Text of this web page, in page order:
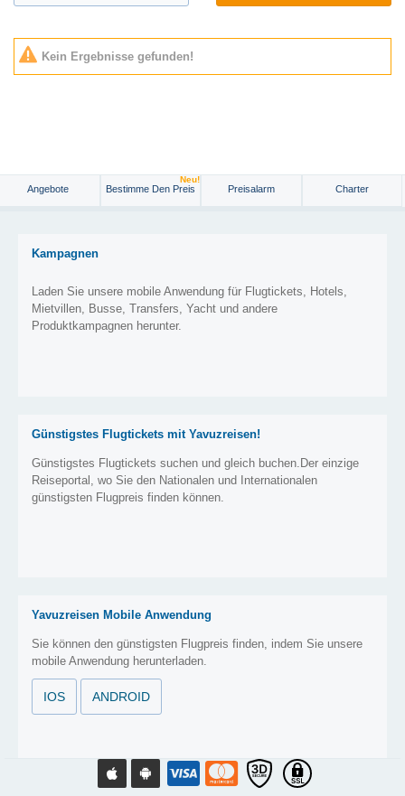
Kein Ergebnisse gefunden!
Angebote Bestimme Den Preis
Neu!
Preisalarm Charter
Kampagnen
Laden Sie unsere mobile Anwendung für Flugtickets, Hotels,
Mietvillen, Busse, Transfers, Yacht und andere
Produktkampagnen herunter.
Günstigstes Flugtickets mit Yavuzreisen!
Günstigstes Flugtickets suchen und gleich buchen.Der einzige
Reiseportal, wo Sie den Nationalen und Internationalen
günstigsten Flugpreis finden können.
Yavuzreisen Mobile Anwendung
Sie können den günstigsten Flugpreis finden, indem Sie unsere
mobile Anwendung herunterladen.
IOS ANDROID